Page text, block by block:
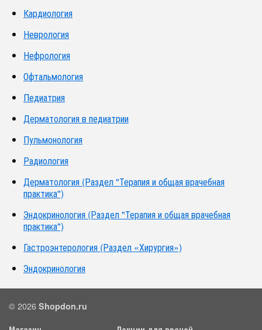
Кардиология
Неврология
Нефрология
Офтальмология
Педиатрия
Дерматология в педиатрии
Пульмонология
Радиология
Дерматология (Раздел "Терапия и общая врачебная
практика")
Эндокринология (Раздел "Терапия и общая врачебная
практика")
Гастроэнтерология (Раздел «Хирургия»)
Эндокринология
© 2026 Shopdon.ru